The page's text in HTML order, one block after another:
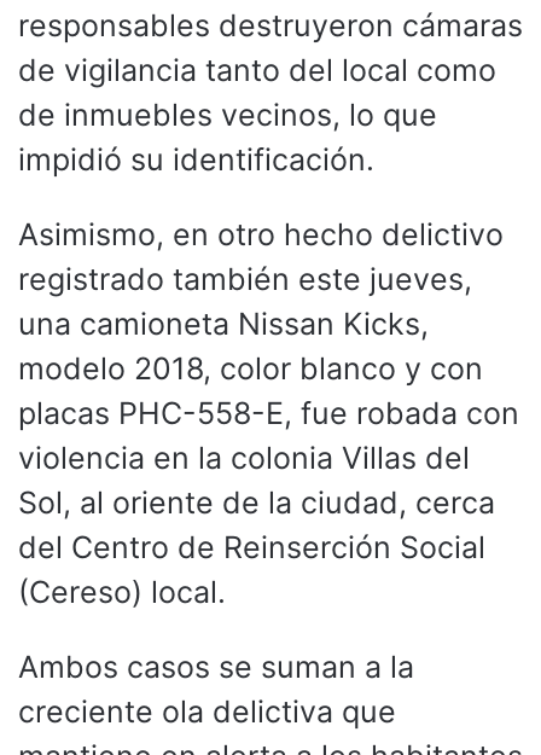
responsables destruyeron cámaras
de vigilancia tanto del local como
de inmuebles vecinos, lo que
impidió su identificación.
Asimismo, en otro hecho delictivo
registrado también este jueves,
una camioneta Nissan Kicks,
modelo 2018, color blanco y con
placas PHC-558-E, fue robada con
violencia en la colonia Villas del
Sol, al oriente de la ciudad, cerca
del Centro de Reinserción Social
(Cereso) local.
Ambos casos se suman a la
creciente ola delictiva que